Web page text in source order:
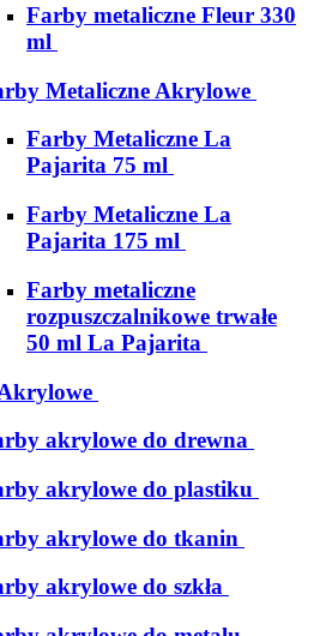
Farby metaliczne Fleur 330
ml
Metaliczne Akrylowe
Farby Metaliczne La
Pajarita 75 ml
Farby Metaliczne La
Pajarita 175 ml
Farby metaliczne
rozpuszczalnikowe trwałe
50 ml La Pajarita
akrylowe do drewna
akrylowe do plastiku
akrylowe do tkanin
akrylowe do szkła